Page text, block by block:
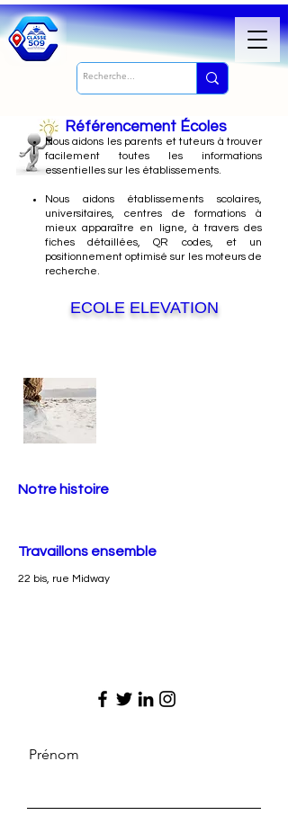
Référencement Écoles
Nousaidons les parents et tuteurs à trouver
facilement toutes les informations
essentielles sur les établissements.
Nous aidons établissements scolaires,
universitaires, centres de formations à
mieux apparaître en ligne, à travers des
fiches détaillées, QR codes, et un
positionnement optimisé sur les moteurs de
recherche.
ECOLE ELEVATION
Notre histoire
Travaillons ensemble
22 bis, rue Midway
Prénom